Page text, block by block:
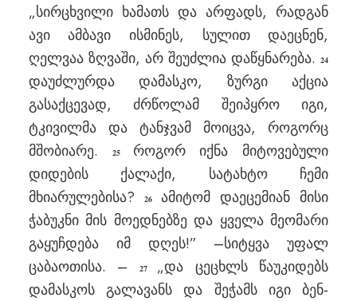
„სირცხვილი ხამათს და არფადს, რადგან
ავი ამბავი ისმინეს, სულით დაეცნენ,
ღელვაა ზღვაში, არ შეუძლია დაწყნარება.24
დაუძლურდა დამასკო, ზურგი აქცია
გასაქცევად, ძრწოლამ შეიპყრო იგი,
ტკივილმა და ტანჯვამ მოიცვა, როგორც
მშობიარე.
25
როგორ იქნა მიტოვებული
დიდების ქალაქი, სატახტო ჩემი
მხიარულებისა?26
ამიტომ დაეცემიან მისი
ჭაბუკნი მის მოედნებზე და ყველა მეომარი
გაყუჩდება იმ დღეს!” –სიტყვა უფალ
ცაბაოთისა. –
27 „და ცეცხლს წაუკიდებს
დამასკოს გალავანს და შეჭამს იგი ბენ-